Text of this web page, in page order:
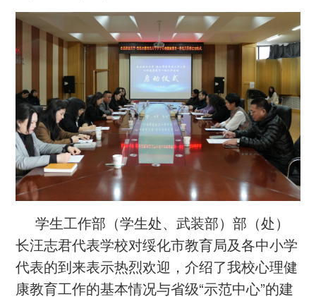
学生工作部（学生处、武装部）部（处）
长汪志君代表学校对绥化市教育局及各中小学
代表的到来表示热烈欢迎，介绍了我校心理健
康教育工作的基本情况与省级“示范中心”的建